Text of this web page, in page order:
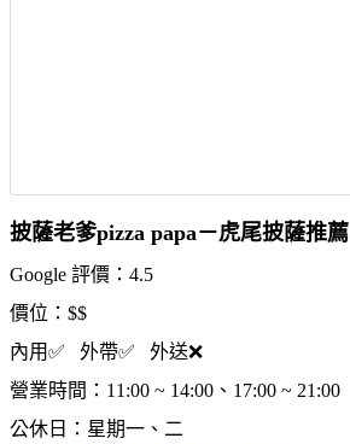
披薩老爹pizza papa－虎尾披薩推薦
Google 評價：4.5
價位：$$
內用✅ 外帶✅ 外送❌
營業時間：11:00 ~ 14:00、17:00 ~ 21:00
公休日：星期一、二